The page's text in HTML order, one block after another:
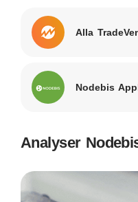
Alla
Nodebis
Analyser